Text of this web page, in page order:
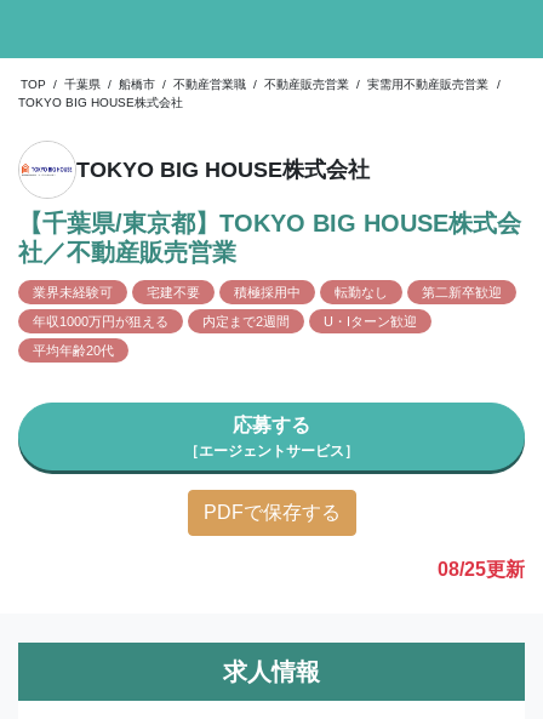
TOP / 千葉県 / 船橋市 / 不動産営業職 / 不動産販売営業 / 実需用不動産販売営業
/
TOKYO BIG HOUSE株式会社
TOKYO BIG HOUSE株式会社
【千葉県/東京都】TOKYO BIG HOUSE株式会
社／不動産販売営業
業界未経験可 宅建不要 積極採用中 転勤なし
第二新卒歓迎
年収1000万円が狙える
内定まで2週間
U・Iターン歓迎
平均年齢20代
応募する
［エージェントサービス］
PDFで保存する
08/25更新
求人情報